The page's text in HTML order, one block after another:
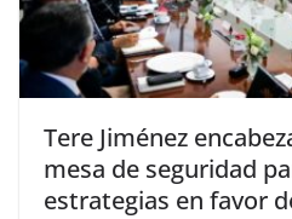
Tere Jiménez
mesa de seguridad
estrategias en favor